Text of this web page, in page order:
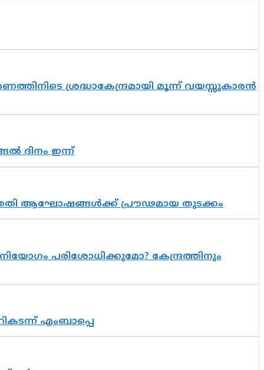
ശ്രദ്ധാകേന്ദ്രമായി മൂന്ന് വയസ്സുകാരൻ
ദിനം ഇന്ന്
ആഘോഷങ്ങൾക്ക് പ്രൗഢമായ തുടക്കം
പരിശോധിക്കുമോ? കേന്ദ്രത്തിനും
എംബാപ്പെ